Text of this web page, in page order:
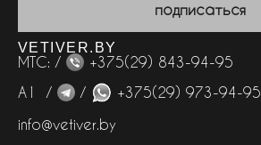
подписаться
VETIVER.BY
МТС: /
+375(29) 843-94-95
А1 /
/
+375(29) 973-94-95
info@vetiver.by